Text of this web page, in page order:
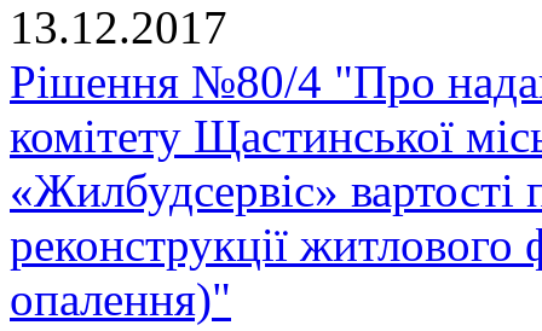
13.12.2017
Рішення №80/4 "Про
комітету Щастинської
«Жилбудсервіс» вартості
реконструкції
опалення)"